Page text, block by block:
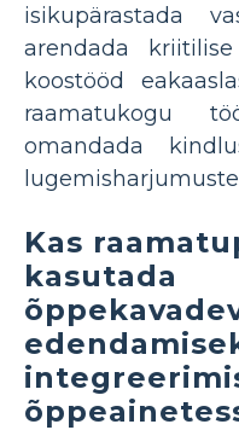
isikupärastada
arendada
koostööd
raamatukogu
omandada
Kas
kasutada